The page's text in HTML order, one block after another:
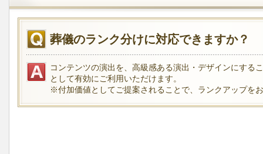
葬儀のランク分けに対応できますか？
コンテンツの演出を、高級感ある演出・デザインにする
として有効にご利用いただけます。
※付加価値としてご提案されることで、ランクアップを